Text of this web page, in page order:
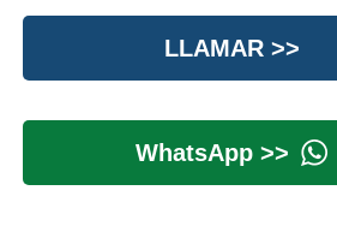
LLAMAR >>
WhatsApp >>